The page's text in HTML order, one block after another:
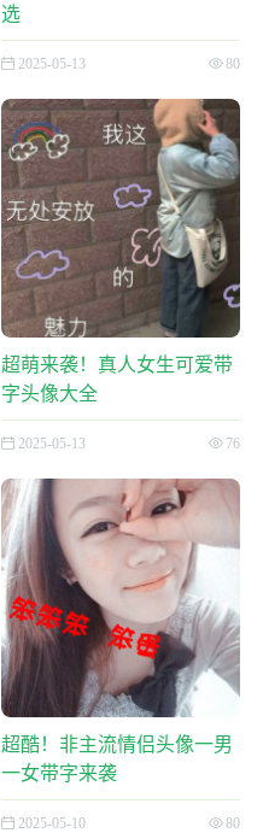
选
2025-05-13 80
超萌来袭！真人女生可爱带
字头像大全
2025-05-13 76
超酷！非主流情侣头像一男
一女带字来袭
2025-05-10 80